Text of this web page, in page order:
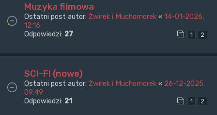
Muzyka filmowa
Ostatni post autor: Żwirek i Muchomorek « 14-01-2026,
12:16
Odpowiedzi: 27 1 2
SCI-FI (nowe)
Ostatni post autor: Żwirek i Muchomorek « 26-12-2025,
09:49
Odpowiedzi: 21 1 2